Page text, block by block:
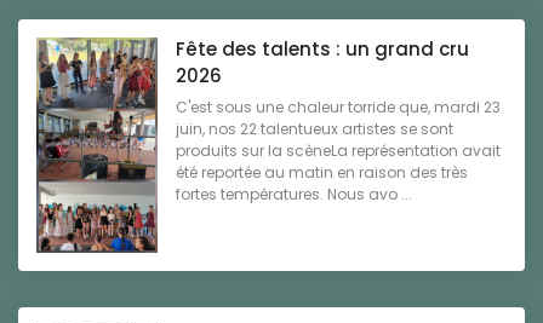
Fête des talents : un grand cru
2026
C'est sous une chaleur torride que, mardi 23
juin, nos 22 talentueux artistes se sont
produits sur la scèneLa représentation avait
été reportée au matin en raison des très
fortes températures. Nous avo ...